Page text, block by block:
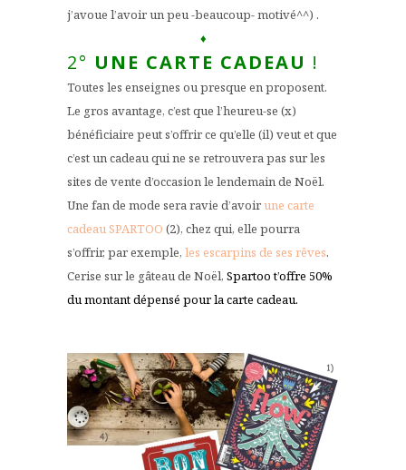
j’avoue l’avoir un peu -beaucoup- motivé^^) .
♦
2° UNE CARTE CADEAU !
Toutes les enseignes ou presque en proposent.
Le gros avantage, c’est que l’heureu-se (x)
bénéficiaire peut s’offrir ce qu’elle (il) veut et que
c’est un cadeau qui ne se retrouvera pas sur les
sites de vente d’occasion le lendemain de Noël.
Une fan de mode sera ravie d’avoirune carte
cadeau SPARTOO (2), chez qui, elle pourra
s’offrir, par exemple, les escarpins de ses rêves.
Cerise sur le gâteau de Noël, Spartoo t’offre 50%
du montant dépensé pour la carte cadeau.